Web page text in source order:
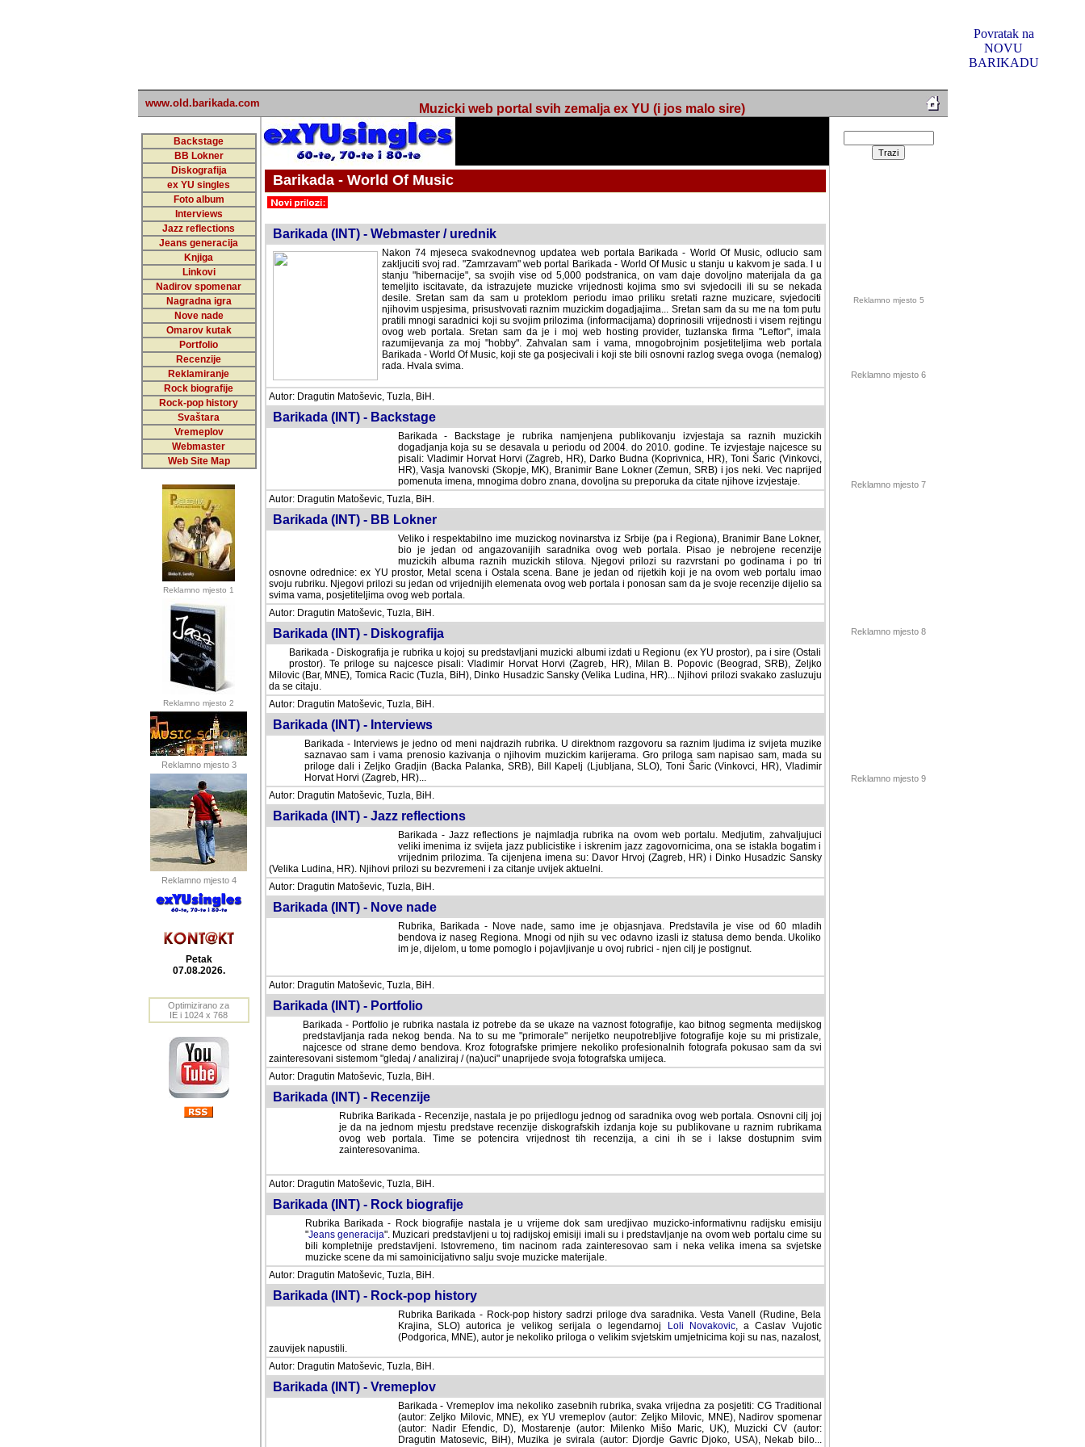
Povratak na
NOVU
BARIKADU
www.old.barikada.com Muzicki web portal svih zemalja ex YU (i jos malo sire)
Backstage
BB Lokner
Diskografija
ex YU singles
Foto album
Interviews
Jazz reflections
Jeans generacija
Knjiga
Linkovi
Nadirov spomenar
Nagradna igra
Nove nade
Omarov kutak
Portfolio
Recenzije
Reklamiranje
Rock biografije
Rock-pop history
Svaštara
Vremeplov
Webmaster
Web Site Map
Reklamno mjesto 1
Reklamno mjesto 2
Reklamno mjesto 3
Reklamno mjesto 4
Petak
07.08.2026.
Optimizirano za
IE i 1024 x 768
Barikada - World Of Music
Barikada (INT) - Webmaster / urednik
Nakon 74 mjeseca svakodnevnog updatea web portala Barikada - World Of Music, odlucio sam
zakljuciti svoj rad. "Zamrzavam" web portal Barikada - World Of Music u stanju u kakvom je sada. I u
stanju "hibernacije", sa svojih vise od 5,000 podstranica, on vam daje dovoljno materijala da ga
temeljito iscitavate, da istrazujete muzicke vrijednosti kojima smo svi svjedocili ili su se nekada desile.
Sretan sam da sam u proteklom periodu imao priliku sretati razne muzicare, svjedociti njihovim
uspjesima, prisustvovati raznim muzickim dogadjajima... Sretan sam da su me na tom putu pratili
mnogi saradnici koji su svojim prilozima (informacijama) doprinosili vrijednosti i visem rejtingu ovog
web portala. Sretan sam da je i moj web hosting provider, tuzlanska firma "Leftor", imala
razumijevanja za moj "hobby". Zahvalan sam i vama, mnogobrojnim posjetiteljima web portala
Barikada - World Of Music, koji ste ga posjecivali i koji ste bili osnovni razlog svega ovoga (nemalog)
rada. Hvala svima.
Autor: Dragutin Matoševic, Tuzla, BiH.
Barikada (INT) - Backstage
Barikada - Backstage je rubrika namjenjena publikovanju izvjestaja sa raznih muzickih
dogadjanja koja su se desavala u periodu od 2004. do 2010. godine. Te izvjestaje najcesce su
pisali: Vladimir Horvat Horvi (Zagreb, HR), Darko Budna (Koprivnica, HR), Toni Šaric (Vinkovci,
HR), Vasja Ivanovski (Skopje, MK), Branimir Bane Lokner (Zemun, SRB) i jos neki. Vec naprijed
pomenuta imena, mnogima dobro znana, dovoljna su preporuka da citate njihove izvjestaje.
Autor: Dragutin Matoševic, Tuzla, BiH.
Barikada (INT) - BB Lokner
Veliko i respektabilno ime muzickog novinarstva iz Srbije (pa i Regiona), Branimir Bane Lokner,
bio je jedan od angazovanijih saradnika ovog web portala. Pisao je nebrojene recenzije muzickih
albuma raznih muzickih stilova. Njegovi prilozi su razvrstani po godinama i po tri osnovne
odrednice: ex YU prostor, Metal scena i Ostala scena. Bane je jedan od rijetkih koji je na ovom web portalu imao svoju rubriku.
Njegovi prilozi su jedan od vrijednijih elemenata ovog web portala i ponosan sam da je svoje recenzije dijelio sa svima vama,
posjetiteljima ovog web portala.
Autor: Dragutin Matoševic, Tuzla, BiH.
Barikada (INT) - Diskografija
Barikada - Diskografija je rubrika u kojoj su predstavljani muzicki albumi izdati u Regionu (ex YU prostor), pa i sire (Ostali
prostor). Te priloge su najcesce pisali: Vladimir Horvat Horvi (Zagreb, HR), Milan B. Popovic (Beograd, SRB), Zeljko Milovic
(Bar, MNE), Tomica Racic (Tuzla, BiH), Dinko Husadzic Sansky (Velika Ludina, HR)... Njihovi prilozi svakako zasluzuju da se
citaju.
Autor: Dragutin Matoševic, Tuzla, BiH.
Barikada (INT) - Interviews
Barikada - Interviews je jedno od meni najdrazih rubrika. U direktnom razgovoru sa raznim ljudima iz svijeta muzike
saznavao sam i vama prenosio kazivanja o njihovim muzickim karijerama. Gro priloga sam napisao sam, mada su
priloge dali i Zeljko Gradjin (Backa Palanka, SRB), Bill Kapelj (Ljubljana, SLO), Toni Šaric (Vinkovci, HR), Vladimir
Horvat Horvi (Zagreb, HR)...
Autor: Dragutin Matoševic, Tuzla, BiH.
Barikada (INT) - Jazz reflections
Barikada - Jazz reflections je najmladja rubrika na ovom web portalu. Medjutim, zahvaljujuci veliki
imenima iz svijeta jazz publicistike i iskrenim jazz zagovornicima, ona se istakla bogatim i
vrijednim prilozima. Ta cijenjena imena su: Davor Hrvoj (Zagreb, HR) i Dinko Husadzic Sansky
(Velika Ludina, HR). Njihovi prilozi su bezvremeni i za citanje uvijek aktuelni.
Autor: Dragutin Matoševic, Tuzla, BiH.
Barikada (INT) - Nove nade
Rubrika, Barikada - Nove nade, samo ime je objasnjava. Predstavila je vise od 60 mladih
bendova iz naseg Regiona. Mnogi od njih su vec odavno izasli iz statusa demo benda. Ukoliko im
je, dijelom, u tome pomoglo i pojavljivanje u ovoj rubrici - njen cilj je postignut.
Autor: Dragutin Matoševic, Tuzla, BiH.
Barikada (INT) - Portfolio
Barikada - Portfolio je rubrika nastala iz potrebe da se ukaze na vaznost fotografije, kao bitnog segmenta medijskog
predstavljanja rada nekog benda. Na to su me "primorale" nerijetko neupotrebljive fotografije koje su mi pristizale,
najcesce od strane demo bendova. Kroz fotografske primjere nekoliko profesionalnih fotografa pokusao sam da svi
zainteresovani sistemom "gledaj / analiziraj / (na)uci" unaprijede svoja fotografska umijeca.
Autor: Dragutin Matoševic, Tuzla, BiH.
Barikada (INT) - Recenzije
Rubrika Barikada - Recenzije, nastala je po prijedlogu jednog od saradnika ovog web portala. Osnovni cilj joj
je da na jednom mjestu predstave recenzije diskografskih izdanja koje su publikovane u raznim rubrikama
ovog web portala. Time se potencira vrijednost tih recenzija, a cini ih se i lakse dostupnim svim
zainteresovanima.
Autor: Dragutin Matoševic, Tuzla, BiH.
Barikada (INT) - Rock biografije
Rubrika Barikada - Rock biografije nastala je u vrijeme dok sam uredjivao muzicko-informativnu radijsku emisiju
"Jeans generacija". Muzicari predstavljeni u toj radijskoj emisiji imali su i predstavljanje na ovom web portalu cime su
bili kompletnije predstavljeni. Istovremeno, tim nacinom rada zainteresovao sam i neka velika imena sa svjetske
muzicke scene da mi samoinicijativno salju svoje muzicke materijale.
Autor: Dragutin Matoševic, Tuzla, BiH.
Barikada (INT) - Rock-pop history
Rubrika Barikada - Rock-pop history sadrzi priloge dva saradnika. Vesta Vanell (Rudine, Bela
Krajina, SLO) autorica je velikog serijala o legendarnoj
Loli Novakovic, a Caslav Vujotic
(Podgorica, MNE), autor je nekoliko priloga o velikim svjetskim umjetnicima koji su nas, nazalost,
zauvijek napustili.
Autor: Dragutin Matoševic, Tuzla, BiH.
Barikada (INT) - Vremeplov
Barikada - Vremeplov ima nekoliko zasebnih rubrika, svaka vrijedna za posjetiti: CG Traditional
(autor: Zeljko Milovic, MNE), ex YU vremeplov (autor: Zeljko Milovic, MNE), Nadirov spomenar
(autor: Nadir Efendic, D), Mostarenje (autor: Milenko Mišo Maric, UK), Muzicki CV (autor: Dragutin
Matosevic, BiH), Muzika je svirala (autor: Djordje Gavric Djoko, USA), Nekab bilo... (autor: